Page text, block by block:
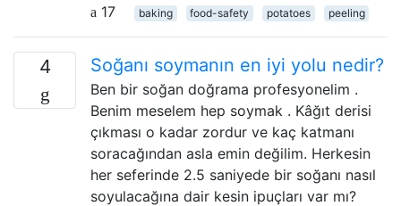
17
baking food-safety potatoes peeling
4 Soğanı soymanın en iyi yolu nedir?
Ben bir soğan doğrama profesyonelim .
Benim meselem hep soymak . Kâğıt derisi
çıkması o kadar zordur ve kaç katmanı
soracağından asla emin değilim. Herkesin
her seferinde 2.5 saniyede bir soğanı nasıl
soyulacağına dair kesin ipuçları var mı?